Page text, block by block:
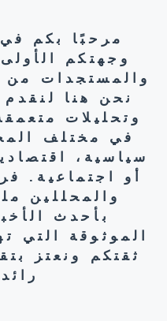
مرحبًا بكم في
وجهتكم
والمستجدات من
نحن هنا
وتحليلات
في مختلف
سياسية،
أو اجتماعية.
والمحللين
بأحدث
الموثوقة التي
ثقتكم ونعتز